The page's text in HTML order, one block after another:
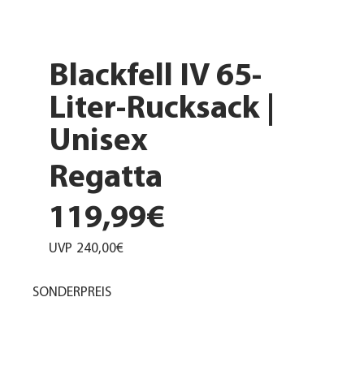
Blackfell IV 65-
Liter-Rucksack |
Unisex
Regatta
119,99€
UVP 240,00€
SONDERPREIS